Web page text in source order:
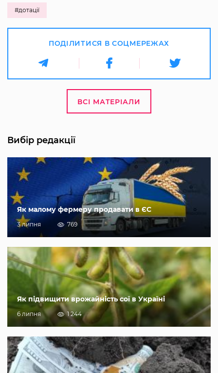
#дотації
ПОДІЛИТИСЯ В СОЦМЕРЕЖАХ
ВСІ МАТЕРІАЛИ
Вибір редакції
Як малому фермеру продавати в ЄС
3 липня 769
Як підвищити врожайність сої в Україні
6 липня 1 244